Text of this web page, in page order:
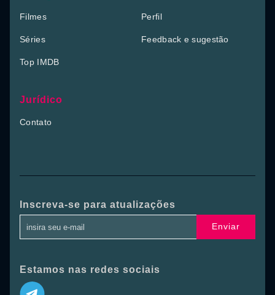
Filmes
Séries
Top IMDB
Perfil
Feedback e sugestão
Jurídico
Contato
Inscreva-se para atualizações
Enviar
Estamos nas redes sociais